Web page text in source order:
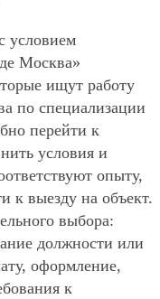
условием
Москва»
ищут работу
по специализации
перейти к
условия и
опыту,
к выезду на объект.
выбора:
должности или
оформление,
к